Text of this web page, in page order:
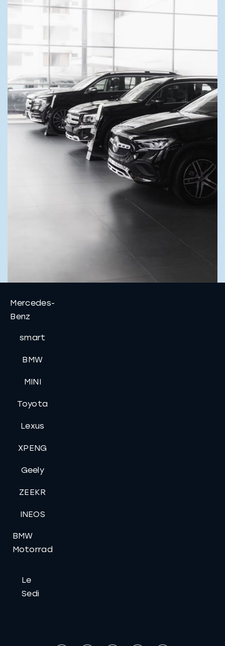
Mercedes-
Benz
smart
BMW
MINI
Toyota
Lexus
XPENG
Geely
ZEEKR
INEOS
BMW
Motorrad
Le
Sedi